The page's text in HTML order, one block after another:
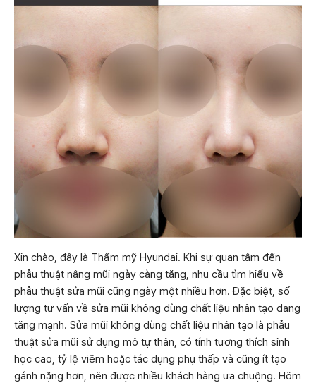
Xin chào, đây là Thẩm mỹ Hyundai. Khi sự quan tâm đến
phẫu thuật nâng mũi ngày càng tăng, nhu cầu tìm hiểu về
phẫu thuật sửa mũi cũng ngày một nhiều hơn. Đặc biệt, số
lượng tư vấn về sửa mũi không dùng chất liệu nhân tạo đang
tăng mạnh. Sửa mũi không dùng chất liệu nhân tạo là phẫu
thuật sửa mũi sử dụng mô tự thân, có tính tương thích sinh
học cao, tỷ lệ viêm hoặc tác dụng phụ thấp và cũng ít tạo
gánh nặng hơn, nên được nhiều khách hàng ưa chuộng. Hôm